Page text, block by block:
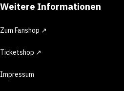
Weitere Informationen
Zum Fanshop ↗
Ticketshop ↗
Impressum